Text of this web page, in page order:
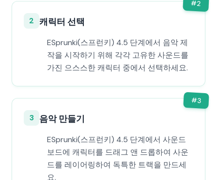
#2
2 캐릭터 선택
ESprunki(스프런키) 4.5 단계에서 음악 제
작을 시작하기 위해 각각 고유한 사운드를
가진 으스스한 캐릭터 중에서 선택하세요.
#3
3 음악 만들기
ESprunki(스프런키) 4.5 단계에서 사운드
보드에 캐릭터를 드래그 앤 드롭하여 사운
드를 레이어링하여 독특한 트랙을 만드세
요.